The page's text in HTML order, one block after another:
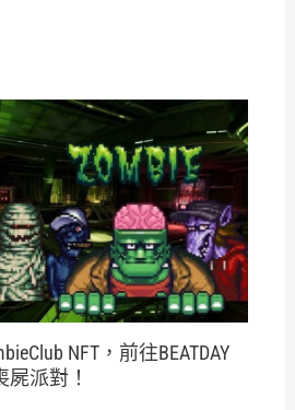
NFT，前往BEATDAY
派對！